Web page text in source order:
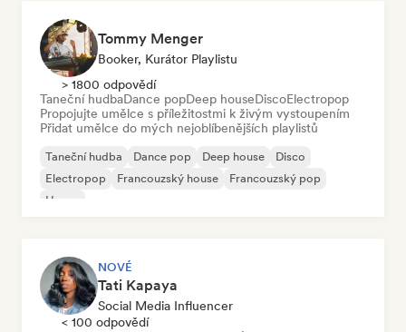
Tommy Menger
Booker, Kurátor Playlistu
> 1800 odpovědí
Taneční hudbaDance popDeep houseDiscoElectropop
Propojujte umělce s příležitostmi k živým vystoupením
Přidat umělce do mých nejoblíbenějších playlistů
Taneční hudba Dance pop Deep house
Disco
Electropop
Francouzský house
Francouzský pop
House
NOVÉ
Tati Kapaya
Social Media Influencer
< 100 odpovědí